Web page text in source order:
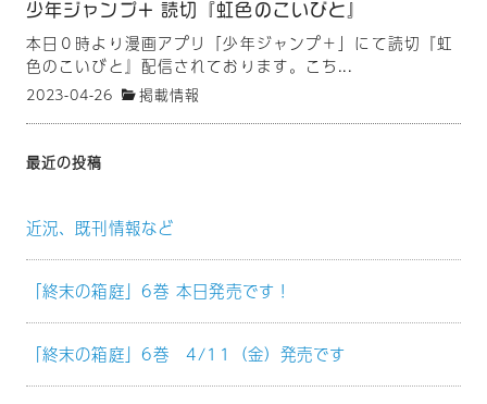
少年ジャンプ+ 読切『虹色のこいびと』
本日０時より漫画アプリ「少年ジャンプ＋」にて読切『虹
色のこいびと』配信されております。こち...
2023-04-26 掲載情報
最近の投稿
近況、既刊情報など
「終末の箱庭」6巻 本日発売です！
「終末の箱庭」6巻 4/11（金）発売です